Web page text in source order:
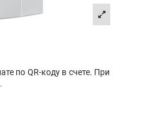
по QR-коду в счете. При